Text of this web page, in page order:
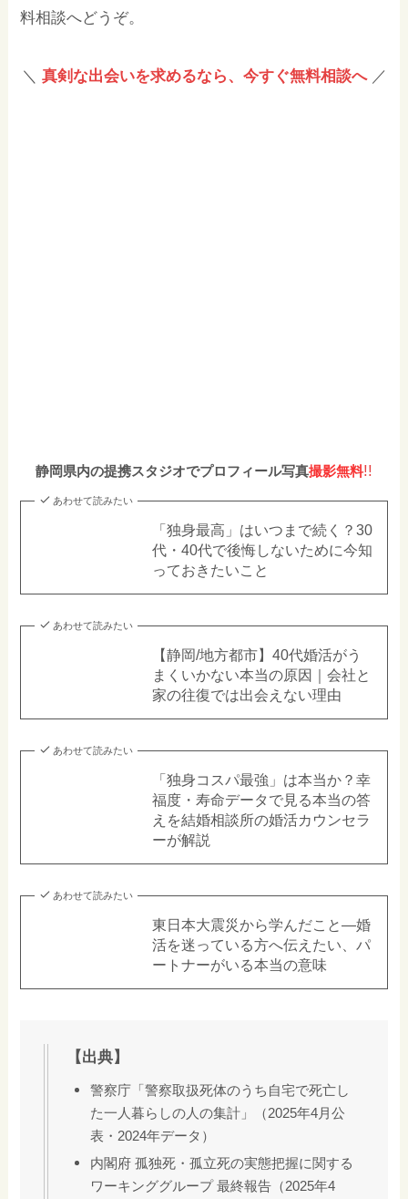
料相談へどうぞ。
＼ 真剣な出会いを求めるなら、今すぐ無料相談へ／
静岡県内の提携スタジオでプロフィール写真撮影無料!!
あわせて読みたい
「独身最高」はいつまで続く？30
代・40代で後悔しないために今知
っておきたいこと
あわせて読みたい
【静岡/地方都市】40代婚活がう
まくいかない本当の原因｜会社と
家の往復では出会えない理由
あわせて読みたい
「独身コスパ最強」は本当か？幸
福度・寿命データで見る本当の答
えを結婚相談所の婚活カウンセラ
ーが解説
あわせて読みたい
東日本大震災から学んだこと―婚
活を迷っている方へ伝えたい、パ
ートナーがいる本当の意味
【出典】
警察庁「警察取扱死体のうち自宅で死亡し
た一人暮らしの人の集計」（2025年4月公
表・2024年データ）
内閣府 孤独死・孤立死の実態把握に関する
ワーキンググループ 最終報告（2025年4